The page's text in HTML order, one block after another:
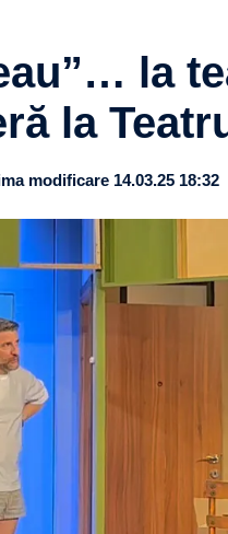
la
la
modificare 14.03.25 18:32